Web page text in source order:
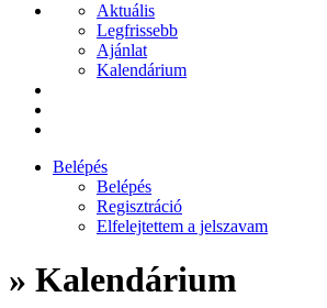
Aktuális
Legfrissebb
Ajánlat
Kalendárium
Belépés
Belépés
Regisztráció
Elfelejtettem a jelszavam
» Kalendárium